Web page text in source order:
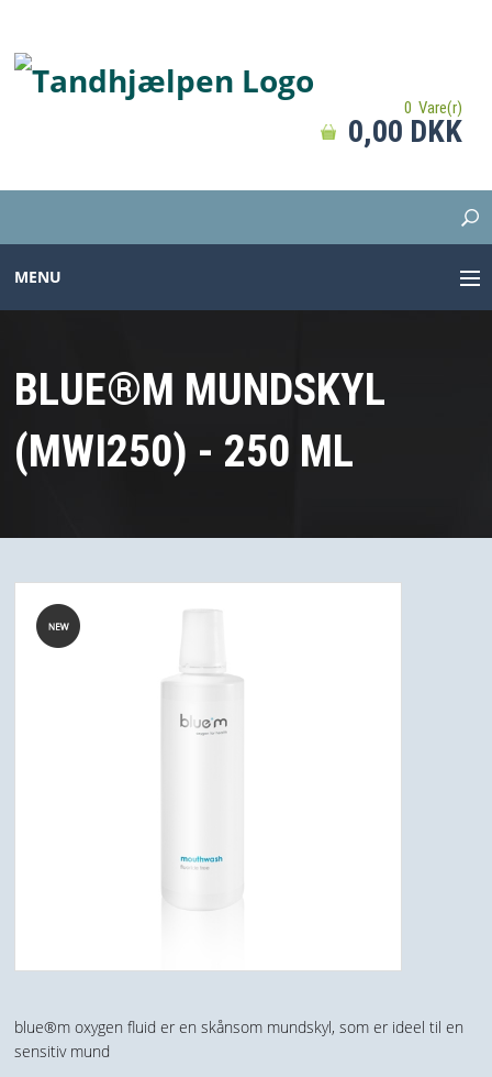
0 Vare(r)
0,00 DKK
MENU
TANDPASTA
MELLEMRUM
HJÆLPEMIDLER
MUNDTØRHED
PROFIL
BLUE®M MUNDSKYL
(MWI250) - 250 ML
blue®m oxygen fluid er en skånsom mundskyl, som er ideel til en
sensitiv mund